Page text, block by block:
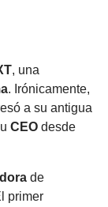
, una
. Irónicamente,
a su antigua
CEO desde
de
primer